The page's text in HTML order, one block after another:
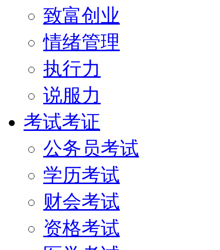
致富创业
情绪管理
执行力
说服力
考试考证
公务员考试
学历考试
财会考试
资格考试